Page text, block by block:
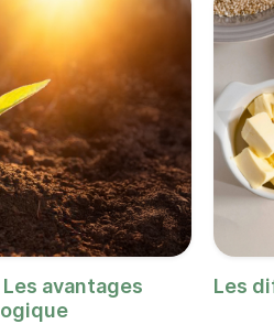
avantages
Les